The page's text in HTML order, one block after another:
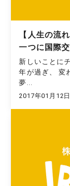
【人生の流
一つに国際
新しいことに
年が過ぎ、 変
夢...
2017年01月12日